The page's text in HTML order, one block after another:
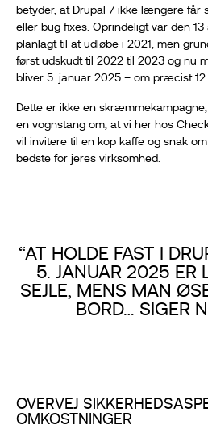
betyder, at Drupal 7 ikke længere får
eller bug fixes. Oprindeligt var den
planlagt til at udløbe i 2021, men
først udskudt til 2022 til 2023 og nu
bliver 5. januar 2025 – om præcist 12
Dette er ikke en
en vognstang om, at vi her hos
vil invitere til en kop kaffe og snak
bedste for jeres virksomhed.
“AT HOLDE FAST I
5. JANUAR 2025 ER
SEJLE, MENS MAN
BORD… SIGER
OVERVEJ
OMKOSTNINGER